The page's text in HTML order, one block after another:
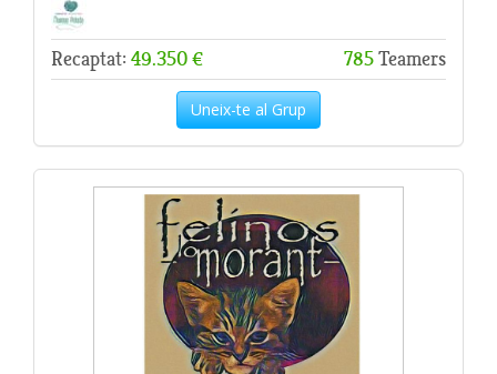
Recaptat: 49.350 € 785Teamers
Uneix-te al Grup